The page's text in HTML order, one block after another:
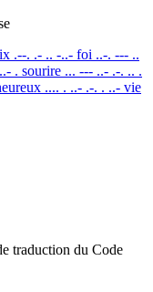
.--. .- .. -..- foi ..-. --- ..
. sourire ... --- ..- .-. .. .
.... . ..- .-. . ..- vie
traduction du Code